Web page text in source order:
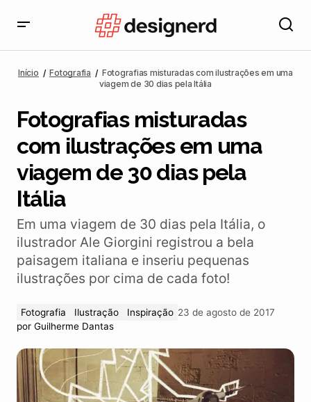
viagem de 30 dias pela Itália
Início Fotografia
Fotografias misturadas com ilustrações em uma
viagem de 30 dias pela Itália
Fotografias misturadas
com ilustrações em uma
viagem de 30 dias pela
Itália
Em uma viagem de 30 dias pela Itália, o
ilustrador Ale Giorgini registrou a bela
paisagem italiana e inseriu pequenas
ilustrações por cima de cada foto!
Fotografia Ilustração Inspiração 23 de agosto de 2017
por Guilherme Dantas